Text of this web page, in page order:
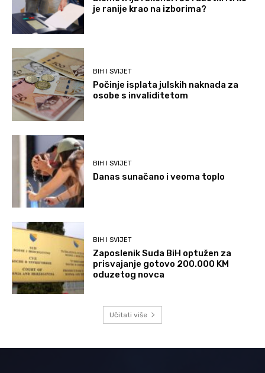
je ranije krao na izborima?
BIH I SVIJET
Počinje isplata julskih naknada za
osobe s invaliditetom
BIH I SVIJET
Danas sunačano i veoma toplo
BIH I SVIJET
Zaposlenik Suda BiH optužen za
prisvajanje gotovo 200.000 KM
oduzetog novca
Učitati više